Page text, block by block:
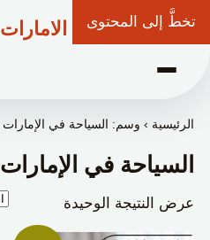
تخطَّ إلى المحتوى
شركة وعد الامارات
الرئيسية ›وسم: السياحة في الإمارات
السياحة في الإمارات
عرض النتيجة الوحيدة